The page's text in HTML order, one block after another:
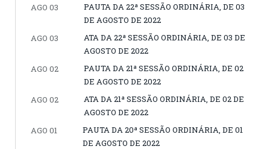
AGO 03
PAUTA DA 22ª SESSÃO ORDINÁRIA, DE 03
DE AGOSTO DE 2022
AGO 03
ATA DA 22ª SESSÃO ORDINÁRIA, DE 03 DE
AGOSTO DE 2022
AGO 02
PAUTA DA 21ª SESSÃO ORDINÁRIA, DE 02
DE AGOSTO DE 2022
AGO 02
ATA DA 21ª SESSÃO ORDINÁRIA, DE 02 DE
AGOSTO DE 2022
AGO 01
PAUTA DA 20ª SESSÃO ORDINÁRIA, DE 01
DE AGOSTO DE 2022